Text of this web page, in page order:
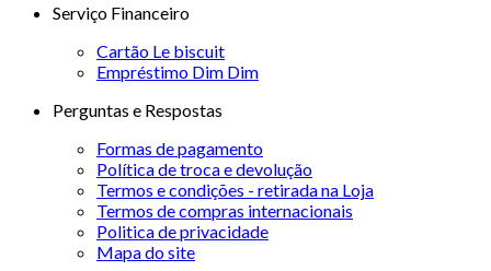
Serviço Financeiro
Cartão Le biscuit
Empréstimo Dim Dim
Perguntas e Respostas
Formas de pagamento
Política de troca e devolução
Termos e condições - retirada na Loja
Termos de compras internacionais
Politica de privacidade
Mapa do site